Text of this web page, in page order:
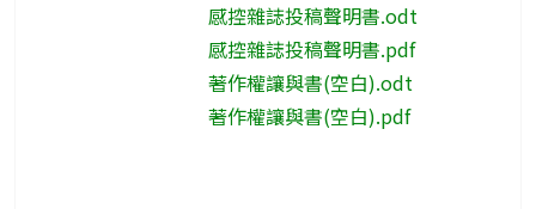
感控雜誌投稿聲明書.odt
感控雜誌投稿聲明書.pdf
著作權讓與書(空白).odt
著作權讓與書(空白).pdf